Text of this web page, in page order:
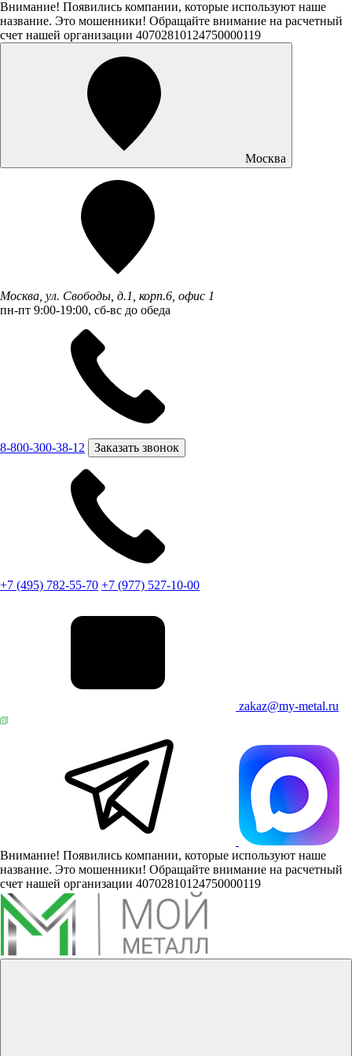
Внимание! Появились компании, которые используют наше
название. Это мошенники! Обращайте внимание на расчетный
счет нашей организации 40702810124750000119
Москва
Москва, ул. Свободы, д.1, корп.6, офис 1
пн-пт 9:00-19:00, сб-вс до обеда
8-800-300-38-12 Заказать звонок
+7 (495) 782-55-70 +7 (977) 527-10-00
zakaz@my-metal.ru
Внимание! Появились компании, которые используют наше
название. Это мошенники! Обращайте внимание на расчетный
счет нашей организации 40702810124750000119